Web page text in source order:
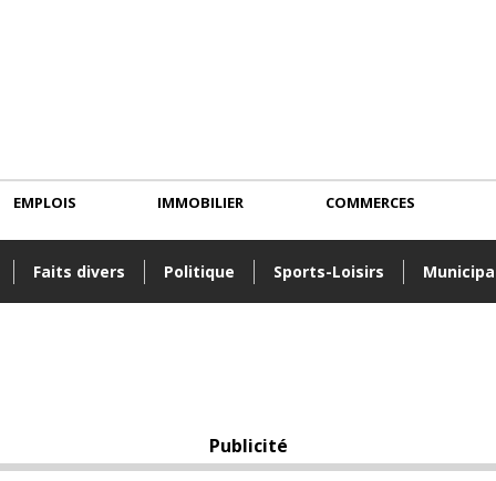
Faits divers Politique Sports-Loisirs
EMPLOIS IMMOBILIER COMMERCES
Publicité